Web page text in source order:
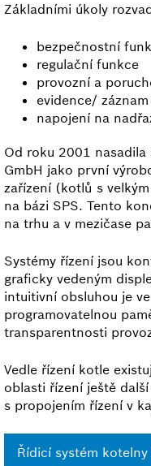
Základními úkoly
bezpečnostní
regulační funkce
provozní a
evidence/
napojení na
Od roku 2001
GmbH jako první
zařízení (kotlů s
na bázi SPS. Tento
na trhu a v mezičase
Systémy řízení jsou
graficky vedeným
intuitivní obsluhou je
programovatelnou
transparentnosti
Vedle řízení kotle
oblasti řízení ještě
s propojením řízení v
Řídicí systém